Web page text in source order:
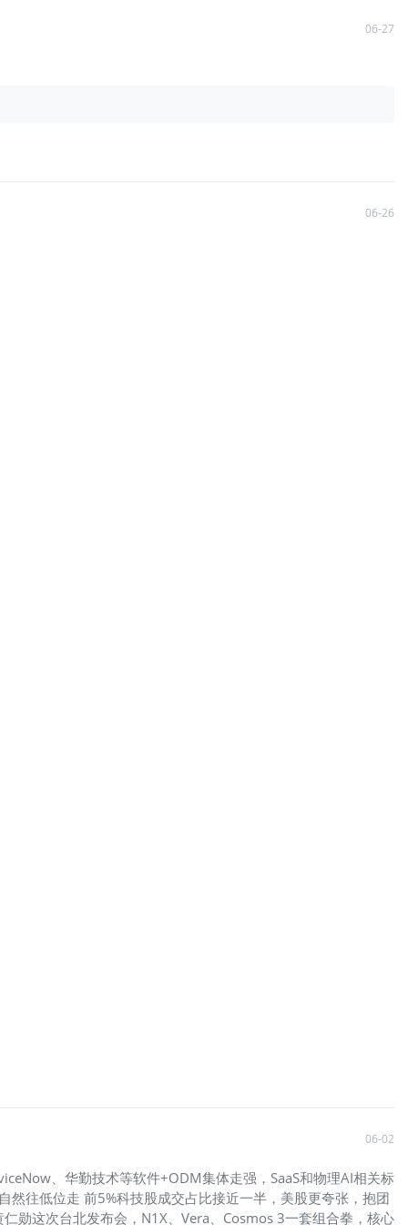
06-27
06-26
06-02
、华勤技术等软件+ODM集体走强，SaaS和物理AI相关标
往低位走 前5%科技股成交占比接近一半，美股更夸张，抱团
勋这次台北发布会，N1X、Vera、Cosmos 3一套组合拳，核心